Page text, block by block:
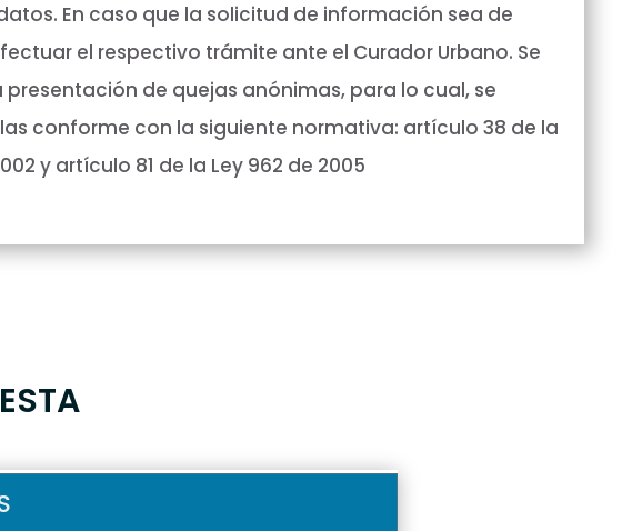
En caso que la solicitud de información sea de
el respectivo trámite ante el Curador Urbano. Se
de quejas anónimas, para lo cual, se
conforme con la siguiente normativa: artículo 38 de la
y artículo 81 de la Ley 962 de 2005